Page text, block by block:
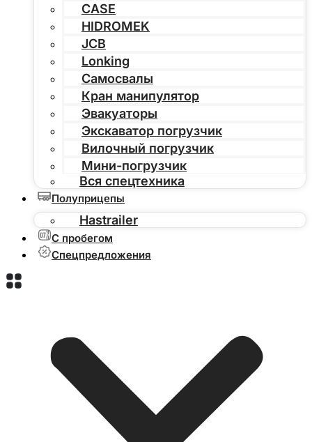
CASE
HIDROMEK
JCB
Lonking
Самосвалы
Кран манипулятор
Эвакуаторы
Экскаватор погрузчик
Вилочный погрузчик
Мини-погрузчик
Вся спецтехника
Полуприцепы
Hastrailer
С пробегом
Спецпредложения